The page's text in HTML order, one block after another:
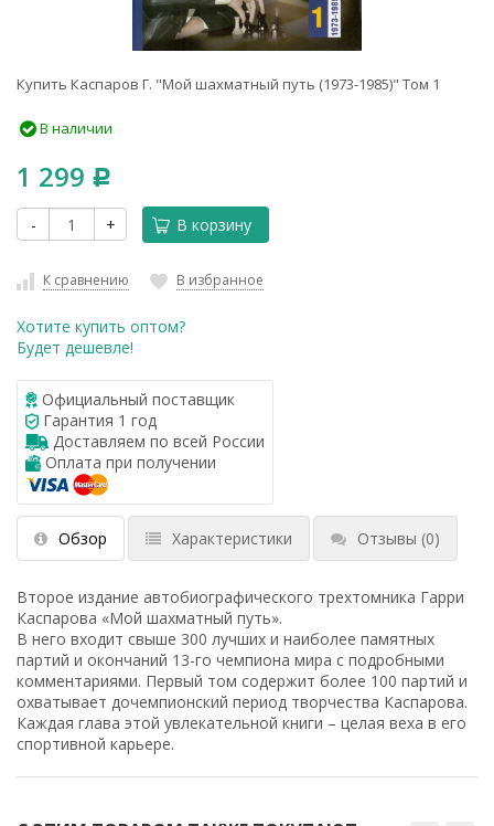
Купить Каспаров Г. "Мой шахматный путь (1973-1985)" Том 1
В наличии
1 299 Р
- + В корзину
К сравнению В избранное
Хотите купить оптом?
Будет дешевле!
Официальный поставщик
Гарантия 1 год
Доставляем по всей России
Оплата при получении
Обзор Характеристики Отзывы (0)
Второе издание автобиографического трехтомника Гарри
Каспарова «Мой шахматный путь».
В него входит свыше 300 лучших и наиболее памятных
партий и окончаний 13-го чемпиона мира с подробными
комментариями. Первый том содержит более 100 партий и
охватывает дочемпионский период творчества Каспарова.
Каждая глава этой увлекательной книги – целая веха в его
спортивной карьере.